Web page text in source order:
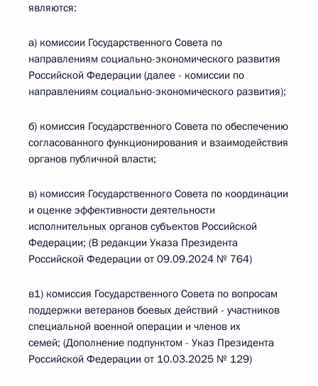
являются:
а) комиссии Государственного Совета по
направлениям социально-экономического развития
Российской Федерации (далее - комиссии по
направлениям социально-экономического развития);
б) комиссия Государственного Совета по обеспечению
согласованного функционирования и взаимодействия
органов публичной власти;
в) комиссия Государственного Совета по координации
и оценке эффективности деятельности
исполнительных органов субъектов Российской
Федерации; (В редакции Указа Президента
Российской Федерации от 09.09.2024 № 764)
в1) комиссия Государственного Совета по вопросам
поддержки ветеранов боевых действий - участников
специальной военной операции и членов их
семей; (Дополнение подпунктом - Указ Президента
Российской Федерации от 10.03.2025 № 129)